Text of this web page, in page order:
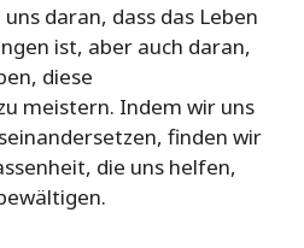
daran, dass das Leben
ist, aber auch daran,
diese
meistern. Indem wir uns
finden wir
die uns helfen,